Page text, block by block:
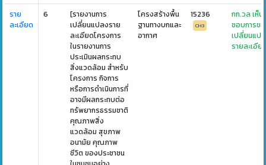
ราย
ละเอียด
6
[รายงานการ
เปลี่ยนแปลงราย
ละเอียดโครงการ
ในรายงานการ
ประเมินผลกระทบ
สิ่งแวดล้อม สำหรับ
โครงการ กิจการ
หรือการดำเนินการที่
อาจมีผลกระทบต่อ
ทรัพยากรธรรมชาติ
คุณภาพสิ่ง
แวดล้อม สุขภาพ
อนามัย คุณภาพ
ชีวิต ของประชาชน
โครงสร้างพื้น
ฐานทางบกและ
อากาศ
15236
CH3
กก.วล เห็น
ชอบการขอ
เปลี่ยนแป
รายละเอีย